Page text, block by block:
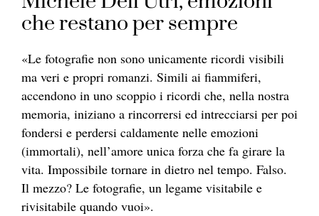
che restano per sempre
«Le fotografie non sono unicamente ricordi visibili
ma veri e propri romanzi. Simili ai fiammiferi,
accendono in uno scoppio i ricordi che, nella nostra
memoria, iniziano a rincorrersi ed intrecciarsi per poi
fondersi e perdersi caldamente nelle emozioni
(immortali), nell’amore unica forza che fa girare la
vita. Impossibile tornare in dietro nel tempo. Falso.
Il mezzo? Le fotografie, un legame visitabile e
rivisitabile quando vuoi».